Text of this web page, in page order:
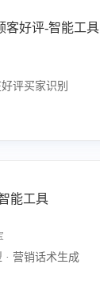
客好评-智能工具
评买家识别
能工具
· 营销话术生成